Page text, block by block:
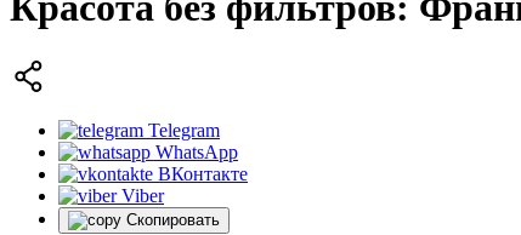
Telegram
WhatsApp
ВКонтакте
Viber
Скопировать